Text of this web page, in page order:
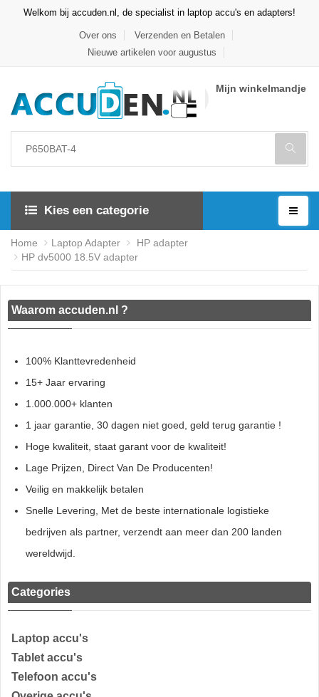
Welkom bij accuden.nl, de specialist in laptop accu's en adapters!
Over ons
Verzenden en Betalen
Nieuwe artikelen voor augustus
Mijn winkelmandje
Kies een categorie
Home Laptop Adapter
HP adapter
HP dv5000 18.5V adapter
Waarom accuden.nl ?
100% Klanttevredenheid
15+ Jaar ervaring
1.000.000+ klanten
1 jaar garantie, 30 dagen niet goed, geld terug garantie !
Hoge kwaliteit, staat garant voor de kwaliteit!
Lage Prijzen, Direct Van De Producenten!
Veilig en makkelijk betalen
Snelle Levering, Met de beste internationale logistieke
bedrijven als partner, verzendt aan meer dan 200 landen
wereldwijd.
Categories
Laptop accu's
Tablet accu's
Telefoon accu's